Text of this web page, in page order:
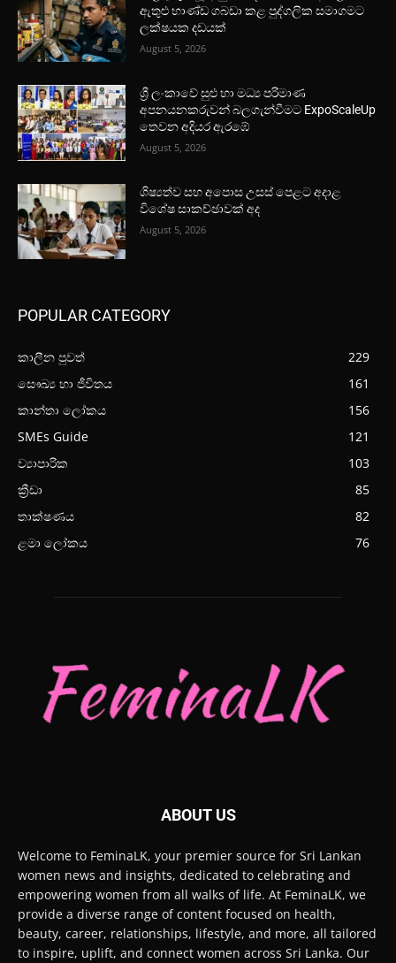
ඇතුළු භාණ්ඩ ගබඩා කළ පුද්ගලික සමාගමට
ලක්ෂයක දඩයක්
August 5, 2026
ශ්‍රී ලංකාවේ සුළු හා මධ්‍ය පරිමාණ
අපනයනකරුවන් බලගැන්වීමට ExpoScaleUp
තෙවන අදියර ඇරඹේ
August 5, 2026
ශිෂ්‍යත්ව සහ අපොස උසස් පෙළට අදාළ
විශේෂ සාකච්ඡාවක් අද
August 5, 2026
POPULAR CATEGORY
කාලීන පුවත්
229
සෞඛ්‍ය හා ජීවිතය
161
කාන්තා ලෝකය
156
SMEs Guide
121
ව්‍යාපාරික
103
ක්‍රීඩා
85
තාක්ෂණය
82
ළමා ලෝකය
76
ABOUT US
Welcome to FeminaLK, your premier source for Sri Lankan
women news and insights, dedicated to celebrating and
empowering women from all walks of life. At FeminaLK, we
provide a diverse range of content focused on health,
beauty, career, relationships, lifestyle, and more, all tailored
to inspire, uplift, and connect women across Sri Lanka. Our